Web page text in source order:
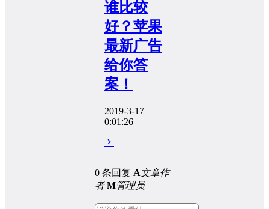
谁比较
好？苹果
最新广告
给你答
案！
2019-3-17
0:01:26
0 条回复 A文章作
者 M管理员